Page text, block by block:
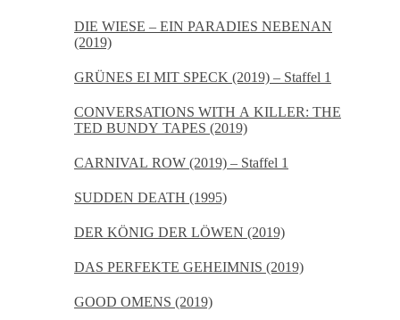
DIE WIESE – EIN PARADIES NEBENAN
(2019)
GRÜNES EI MIT SPECK (2019) – Staffel 1
CONVERSATIONS WITH A KILLER: THE
TED BUNDY TAPES (2019)
CARNIVAL ROW (2019) – Staffel 1
SUDDEN DEATH (1995)
DER KÖNIG DER LÖWEN (2019)
DAS PERFEKTE GEHEIMNIS (2019)
GOOD OMENS (2019)